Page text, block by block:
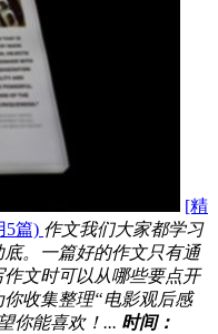
[精
5篇) 作文我们大家都学习
。一篇好的作文只有通
文时可以从哪些要点开
收集整理“电影观后感
你能喜欢！... 时间：